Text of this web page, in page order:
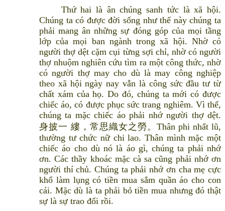
Thứ hai là ân chúng sanh tức là xã hội.
Chúng ta có được đời sống như thế này chúng ta
phải mang ân những sự đóng góp của mọi tầng
lớp của mọi ban ngành trong xã hội. Nhờ có
người thợ dệt cặm cụi từng sợi chỉ, nhờ có người
thợ nhuộm nghiên cứu tìm ra một công thức, nhờ
có người thợ may cho dù là may công nghiệp
theo xã hội ngày nay vẫn là công sức đầu tư từ
chất xám của họ. Do đó, chúng ta mới có được
chiếc áo, có được phục sức trang nghiêm. Vì thế,
chúng ta mặc chiếc áo phải nhớ người thợ dệt.
身披一 縷，常思織女之勞。Thân phi nhất lũ,
thường tư chức nữ chi lao. Thân mình mặc một
chiếc áo cho dù nó là áo gì, chúng ta phải nhớ
ơn. Các thầy khoác mặc cà sa cũng phải nhớ ơn
người thí chủ. Chúng ta phải nhớ ơn cha mẹ cực
khổ làm lụng có tiền mua sắm quần áo cho con
cái. Mặc dù là ta phải bỏ tiền mua nhưng đó thật
sự là sự trao đổi rồi.